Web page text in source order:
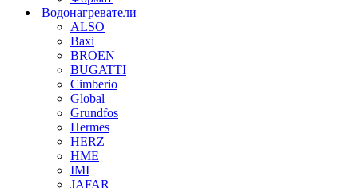
Водонагреватели
ALSO
Baxi
BROEN
BUGATTI
Cimberio
Global
Grundfos
Hermes
HERZ
HME
IMI
JAFAR